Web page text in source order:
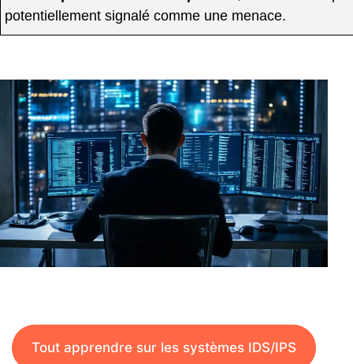
potentiellement signalé comme une menace.
Tout apprendre sur les systèmes IDS/IPS